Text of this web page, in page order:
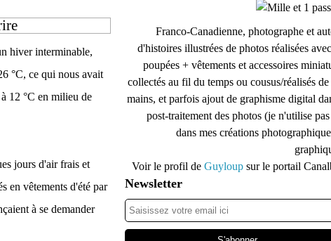
hiver interminable,
°C, ce qui nous avait
12 °C en milieu de
jours d'air frais et
en vêtements d'été par
à se demander
Franco-Canadienne, photographe et
d'histoires illustrées de photos réalisées
poupées + vêtements et accessoires
collectés au fil du temps ou cousus/réalisés de
mains, et parfois ajout de graphisme digital
post-traitement des photos (je n'utilise
dans mes créations
Voir le profil de Guyloup sur le portail
Newsletter